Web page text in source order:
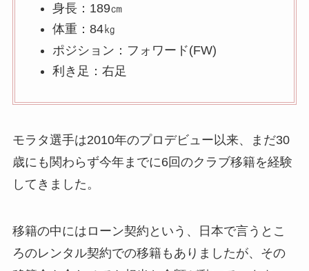
身長：189㎝
体重：84㎏
ポジション：フォワード(FW)
利き足：右足
モラタ選手は2010年のプロデビュー以来、まだ30
歳にも関わらず今年までに6回のクラブ移籍を経験
してきました。
移籍の中にはローン契約という、日本で言うとこ
ろのレンタル契約での移籍もありましたが、その